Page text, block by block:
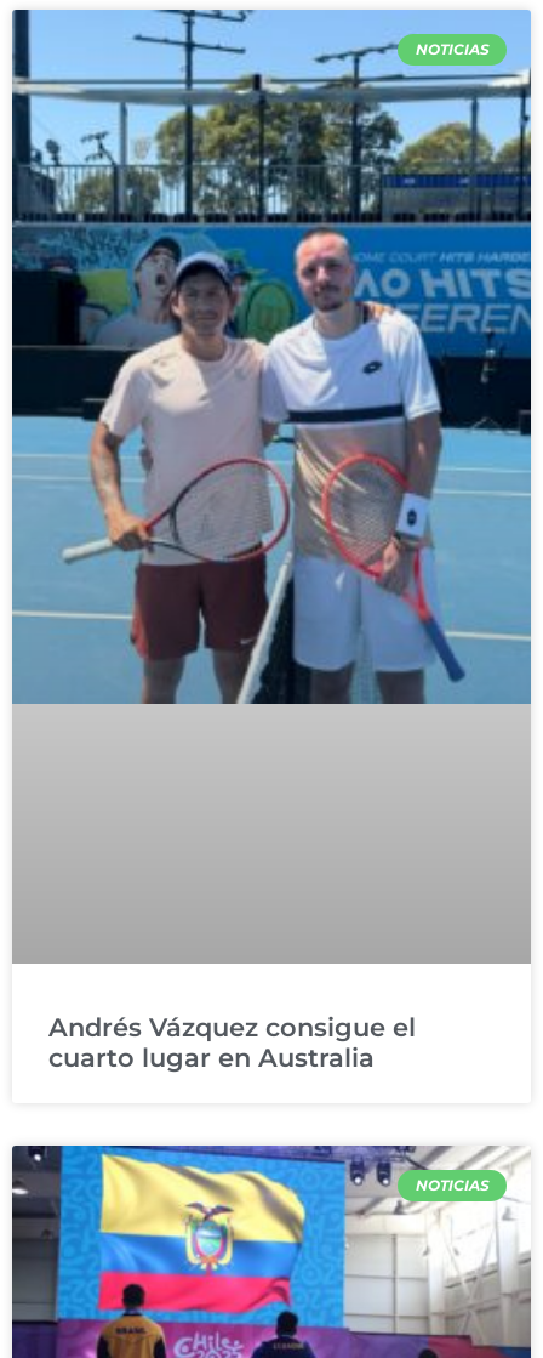
NOTICIAS
Andrés Vázquez consigue el
cuarto lugar en Australia
NOTICIAS